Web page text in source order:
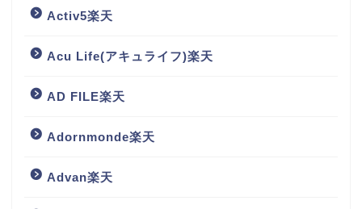
Activ5楽天
Acu Life(アキュライフ)楽天
AD FILE楽天
Adornmonde楽天
Advan楽天